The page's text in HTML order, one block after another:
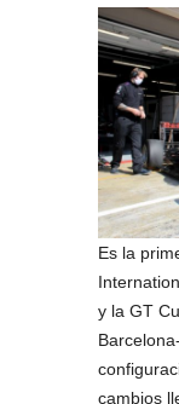
Es la
y la GT
cambios